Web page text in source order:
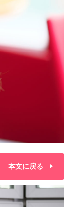
本文に戻る